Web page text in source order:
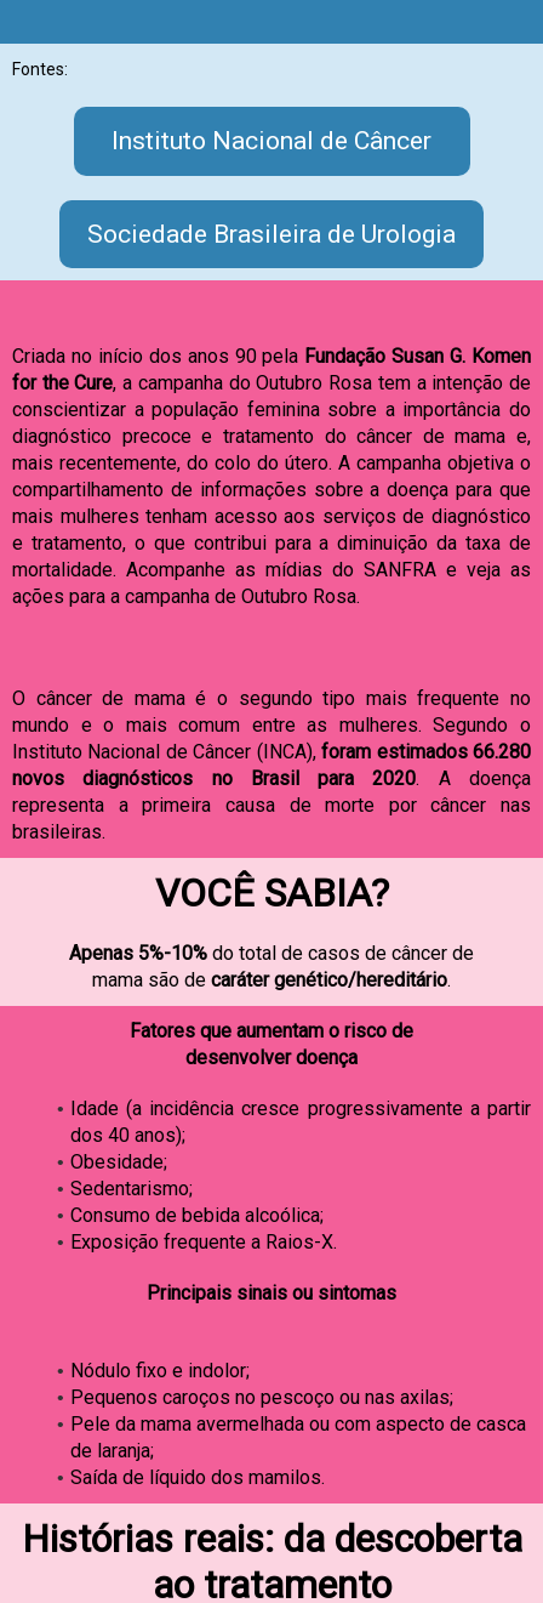
Fontes:
Instituto Nacional de Câncer
Sociedade Brasileira de Urologia
Criada no início dos anos 90 pela Fundação Susan G. Komen
for the Cure, a campanha do Outubro Rosa tem a intenção de
conscientizar a população feminina sobre a importância do
diagnóstico precoce e tratamento do câncer de mama e,
mais recentemente, do colo do útero. A campanha objetiva o
compartilhamento de informações sobre a doença para que
mais mulheres tenham acesso aos serviços de diagnóstico
e tratamento, o que contribui para a diminuição da taxa de
mortalidade. Acompanhe as mídias do SANFRA e veja as
ações para a campanha de Outubro Rosa.
O câncer de mama é o segundo tipo mais frequente no
mundo e o mais comum entre as mulheres. Segundo o
Instituto Nacional de Câncer (INCA),foram estimados 66.280
novos diagnósticos no Brasil para 2020. A doença
representa a primeira causa de morte por câncer nas
brasileiras.
VOCÊ SABIA?
Apenas 5%-10% do total de casos de câncer de
mama são de caráter genético/hereditário.
Fatores que aumentam o risco de
desenvolver doença
Idade (a incidência cresce progressivamente a partir
dos 40 anos);
Obesidade;
Sedentarismo;
Consumo de bebida alcoólica;
Exposição frequente a Raios-X.
Principais sinais ou sintomas
Nódulo fixo e indolor;
Pequenos caroços no pescoço ou nas axilas;
Pele da mama avermelhada ou com aspecto de casca
de laranja;
Saída de líquido dos mamilos.
Histórias reais: da descoberta
ao tratamento